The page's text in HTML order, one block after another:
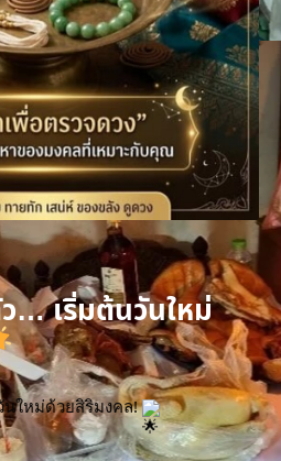
… เริ่มต้นวันใหม่
ใหม่ด้วยสิริมงคล!